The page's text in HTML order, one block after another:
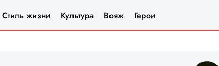
Стиль жизни Культура Вояж Герои